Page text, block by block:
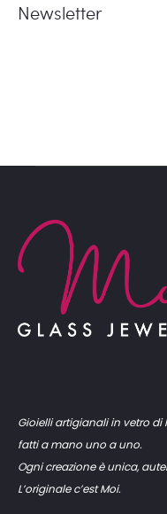
Newsletter
Gioielli artigianali in vetro di
fatti a mano uno a uno.
Ogni creazione è unica,
L’originale c’est Moi.